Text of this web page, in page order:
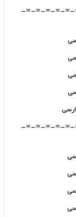
-=-=-=-=-
-=-=-=-=-